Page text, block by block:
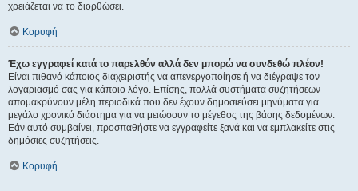
χρειάζεται να το διορθώσει.
Κορυφή
Έχω εγγραφεί κατά το παρελθόν αλλά δεν μπορώ να συνδεθώ πλέον!
Είναι πιθανό κάποιος διαχειριστής να απενεργοποίησε ή να διέγραψε τον
λογαριασμό σας για κάποιο λόγο. Επίσης, πολλά συστήματα συζητήσεων
απομακρύνουν μέλη περιοδικά που δεν έχουν δημοσιεύσει μηνύματα για
μεγάλο χρονικό διάστημα για να μειώσουν το μέγεθος της βάσης δεδομένων.
Εάν αυτό συμβαίνει, προσπαθήστε να εγγραφείτε ξανά και να εμπλακείτε στις
δημόσιες συζητήσεις.
Κορυφή